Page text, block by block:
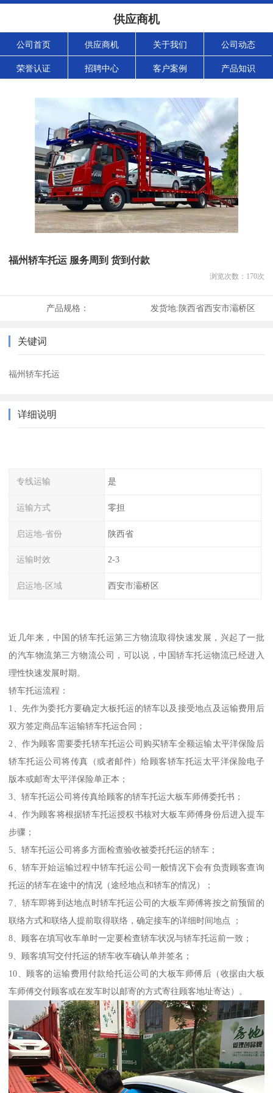
供应商机
公司首页 供应商机 关于我们 公司动态
荣誉认证 招聘中心 客户案例 产品知识
福州轿车托运 服务周到 货到付款
浏览次数： 170次
产品规格： 发货地:陕西省西安市灞桥区
关键词
福州轿车托运
详细说明
专线运输 是
运输方式 零担
启运地-省份 陕西省
运输时效 2-3
启运地-区域 西安市灞桥区
近几年来，中国的轿车托运第三方物流取得快速发展，兴起了一批
的汽车物流第三方物流公司，可以说，中国轿车托运物流已经进入
理性快速发展时期。
轿车托运流程：
1、先作为委托方要确定大板托运的轿车以及接受地点及运输费用后
双方签定商品车运输轿车托运合同；
2、作为顾客需要委托轿车托运公司购买轿车全额运输太平洋保险后
轿车托运公司将传真（或者邮件）给顾客轿车托运太平洋保险电子
版本或邮寄太平洋保险单正本；
3、轿车托运公司将传真给顾客的轿车托运大板车师傅委托书；
4、作为顾客将根据轿车托运授权书核对大板车师傅身份后进入提车
步骤；
5、轿车托运公司将多方面检查验收被委托托运的轿车；
6、轿车开始运输过程中轿车托运公司一般情况下会有负责顾客查询
托运的轿车在途中的情况（途经地点和轿车的情况）；
7、轿车即将到达地点时轿车托运公司的大板车师傅将按之前预留的
联络方式和联络人提前取得联络，确定接车的详细时间地点 ；
8、顾客在填写收车单时一定要检查轿车状况与轿车托运前一致；
9、顾客填写交付托运的轿车收车确认单并签名；
10、顾客的运输费用付款给托运公司的大板车师傅后（收据由大板
车师傅交付顾客或在发车时以邮寄的方式寄往顾客地址寄达）。